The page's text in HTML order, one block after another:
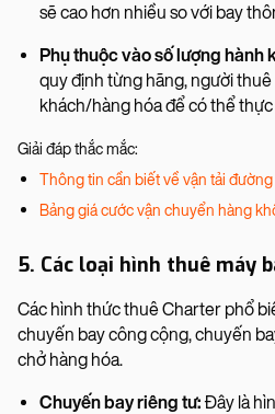
sẽ cao hơn nhiều so với bay
Phụ thuộc vào số lượng hành
quy định từng hãng, người
khách/hàng hóa để có thể
Giải đáp thắc mắc:
Thông tin cần biết về vận tải
Bảng giá cước vận chuyển hàng
5. Các loại hình thuê máy
Các hình thức thuê Charter phổ
chuyến bay công cộng, chuyến
chở hàng hóa.
Chuyến bay riêng tư:Đây là